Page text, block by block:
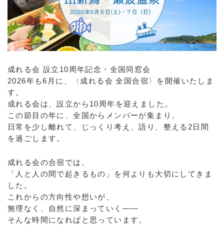
成れる会 設立10周年記念・全国同窓会
2026年も6月に、〈成れる会 全国合宿〉を開催いたしま
す。
成れる会は、設立から10周年を迎えました。
この節目の年に、全国からメンバーが集まり、
日常を少し離れて、じっくり考え、語り、整える2日間
を過ごします。
成れる会の合宿では、
「人と人の間で起きるもの」を何よりも大切にしてきま
した。
これからの方向性や想いが、
無理なく、自然に深まっていく――
そんな時間になればと思っています。